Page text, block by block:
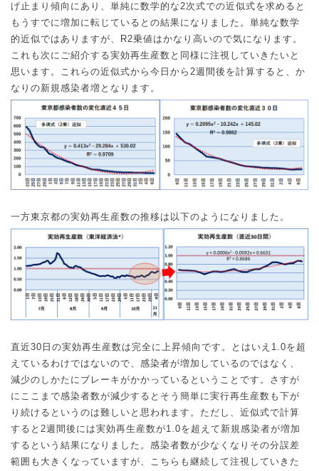
げ止まり傾向にあり、単純に数学的な2次式での近似式を求めると
もうすでに増加に転じているとの結果になりました。単純な数学
的近似ではありますが、
R2乗値はかなり高いので気になります。
これも次にご紹介する実効再生産数と同様に注視していきたいと
思います。これらの近似式から今日から 2週間後を計算すると、か
なりの新規感染者増となります。
一方東京都の実効再生産数の推移は以下のようになりました。
直近30 日の実効再生産数は完全に上昇傾向 です。とはいえ 1.0を超
えているわけではないので、感染者が増加しているのではなく、
減少のしかたにブレーキがかかっているということです。さすが
にここまで感染者数が減少するとそう簡単に実行再生産数も下が
り続けるというのは難しいと思われます。ただし、近似式で計算
すると 2週間後には実効再生産数が1.0を超えて新規感染者が増加
するという結果になりました。感染者数が少なくなりその分誤差
範囲も大きくなっていますが、こちらも継続して注視していきた